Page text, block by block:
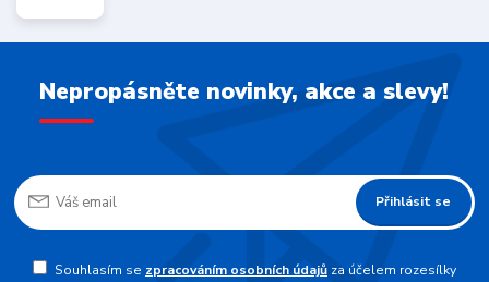
Nepropásněte novinky, akce a slevy!
Přihlásit se
Souhlasím se zpracováním osobních údajůza účelem rozesílky